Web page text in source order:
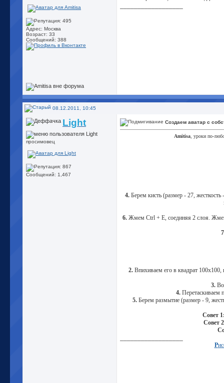
Адрес: Москва
Возраст: 33
Сообщений: 388
08.12.2011, 10:45
Light
просимовец
Сообщений: 1,467
Создаем аватар с
Amitisa, уроки по-
4.Берем кисть (размер - 27,
6.Жмем Ctrl + E, соединяя 2 слоя.
2.Впихиваем его в квадрат 100х100,
3.
4. Перетаскиваем
5.Берем размытие (размер - 9,
Совет
Совет
Р